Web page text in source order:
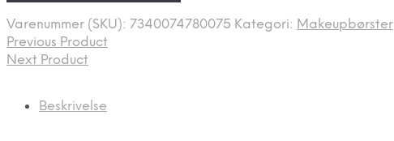
Varenummer (SKU): 7340074780075 Kategori: Makeupbørster
Previous Product
Next Product
Beskrivelse